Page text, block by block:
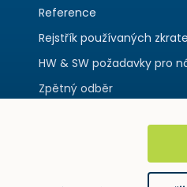
Reference
Rejstřík používaných
HW & SW požadavky pro
Zpětný odběr